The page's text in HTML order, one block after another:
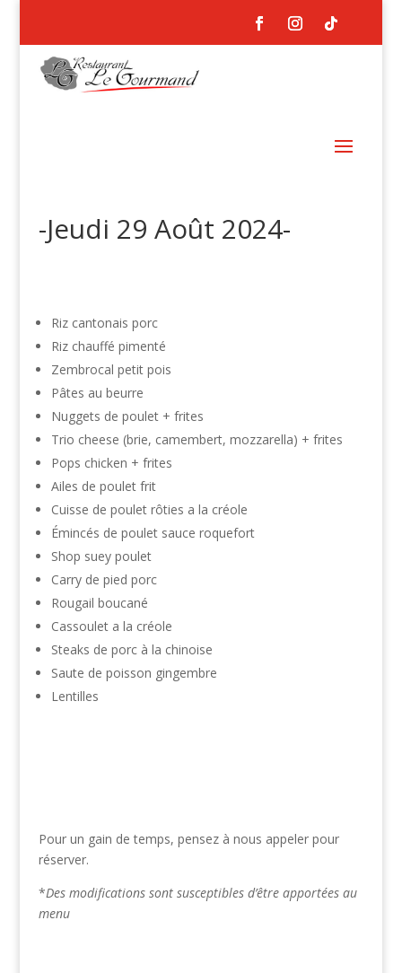
-Jeudi 29 Août 2024-
Riz cantonais porc
Riz chauffé pimenté
Zembrocal petit pois
Pâtes au beurre
Nuggets de poulet + frites
Trio cheese (brie, camembert, mozzarella) + frites
Pops chicken + frites
Ailes de poulet frit
Cuisse de poulet rôties a la créole
Émincés de poulet sauce roquefort
Shop suey poulet
Carry de pied porc
Rougail boucané
Cassoulet a la créole
Steaks de porc à la chinoise
Saute de poisson gingembre
Lentilles
Pour un gain de temps, pensez à nous appeler pour
réserver.
*Des modifications sont susceptibles d’être apportées au
menu